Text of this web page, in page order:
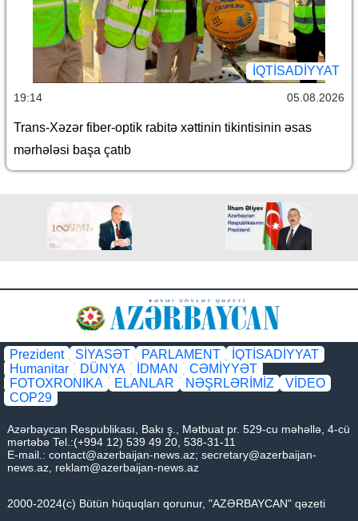
İQTİSADİYYAT
19:14 05.08.2026
Trans-Xəzər fiber-optik rabitə xəttinin tikintisinin əsas
mərhələsi başa çatıb
Prezident SİYASƏT PARLAMENT
İQTİSADİYYAT
Humanitar
DÜNYA İDMAN
CƏMİYYƏT
FOTOXRONIKA
ELANLAR NƏŞRLƏRİMİZ
VİDEO
COP29
Azərbaycan Respublikası, Bakı ş., Mətbuat pr. 529-cu məhəllə, 4-cü
mərtəbə Tel.:(+994 12) 539 49 20, 538-31-11
E-mail.: contact@azerbaijan-news.az; secretary@azerbaijan-
news.az reklam@azerbaijan-news.az
2000-2024(c) Bütün hüquqları qorunur, "AZƏRBAYCAN" qəzeti